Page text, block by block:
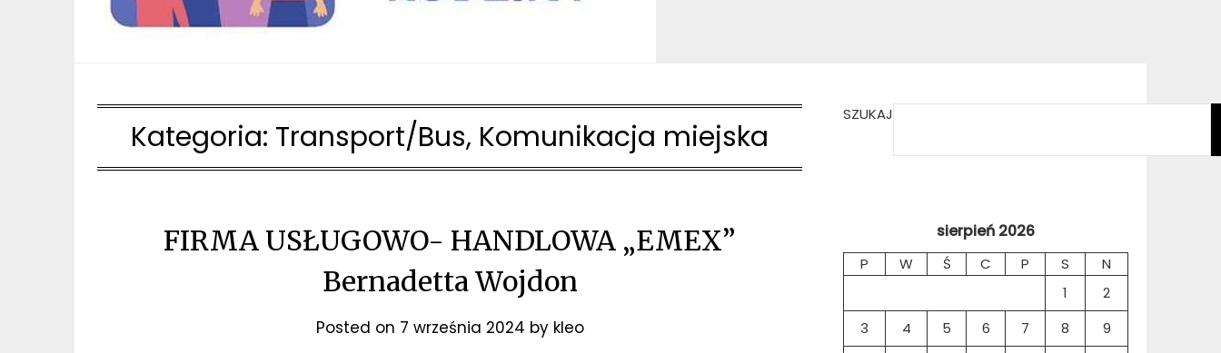
Kategoria: Transport/Bus, Komunikacja miejska
FIRMA USŁUGOWO- HANDLOWA „EMEX”
Bernadetta Wojdon
Posted on 7 września 2024 by kleo
SZUKAJ
sierpień 2026
P W Ś C P S
N
1
2
3
4 5 6 7 8
9